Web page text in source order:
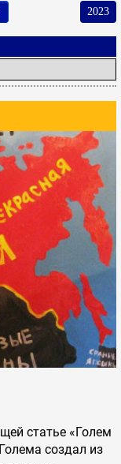
2023
статье «Голем
создал из